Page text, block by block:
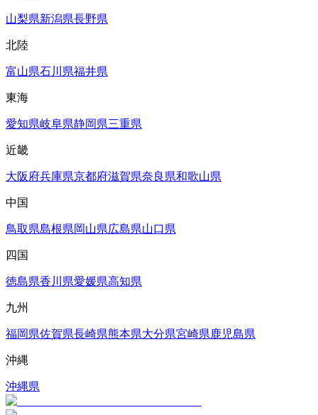
山梨県新潟県長野県
北陸
富山県石川県福井県
東海
愛知県岐阜県静岡県三重県
近畿
大阪府兵庫県京都府滋賀県奈良県和歌山県
中国
鳥取県島根県岡山県広島県山口県
四国
徳島県香川県愛媛県高知県
九州
福岡県佐賀県長崎県熊本県大分県宮崎県鹿児島県
沖縄
沖縄県